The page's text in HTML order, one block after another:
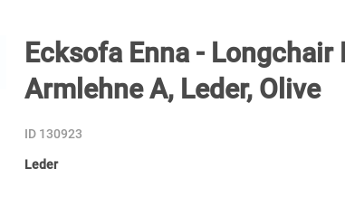
Ecksofa Enna -
Armlehne A, Leder, Olive
ID 130923
Leder